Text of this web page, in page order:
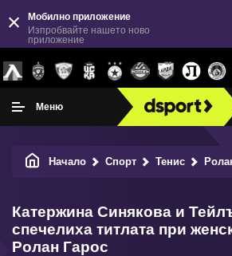
Мобилно приложение
Изпробвайте нашето ново
приложение
Меню
Начало Спорт Тенис
Катержина Синякова и
спечелиха титлата при
Ролан Гарос